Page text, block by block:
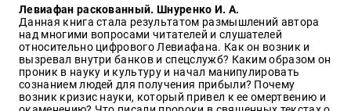
Левиафан раскованный. Шнуренко И. А.
Данная книга стала результатом размышлений автора
над многими вопросами читателей и слушателей
относительно цифрового Левиафана. Как он возник и
вызревал внутри банков и спецслужб? Каким образом он
проник в науку и культуру и начал манипулировать
сознанием людей для получения прибыли? Почему
возник кризис науки, который привел к ее омертвению и
Красота
и
здоровье
Оптовикам